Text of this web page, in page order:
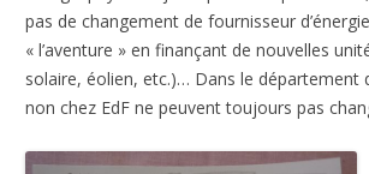
pas de changement de fournisseur
« l’aventure » en finançant de nouvelles
solaire, éolien, etc.)… Dans le département
non chez EdF ne peuvent toujours pas